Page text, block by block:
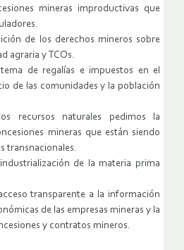
mineras improductivas que
de los derechos mineros sobre
agraria y TCOs.
de regalías e impuestos en el
de las comunidades y la población
recursos naturales pedimos la
mineras que están siendo
transnacionales.
de la materia prima
transparente a la información
de las empresas mineras y la
y contratos mineros.